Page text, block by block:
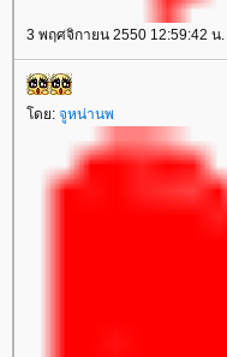
3 พฤศจิกายน 2550 12:59:42 น.
ดย: จูหน่านพ